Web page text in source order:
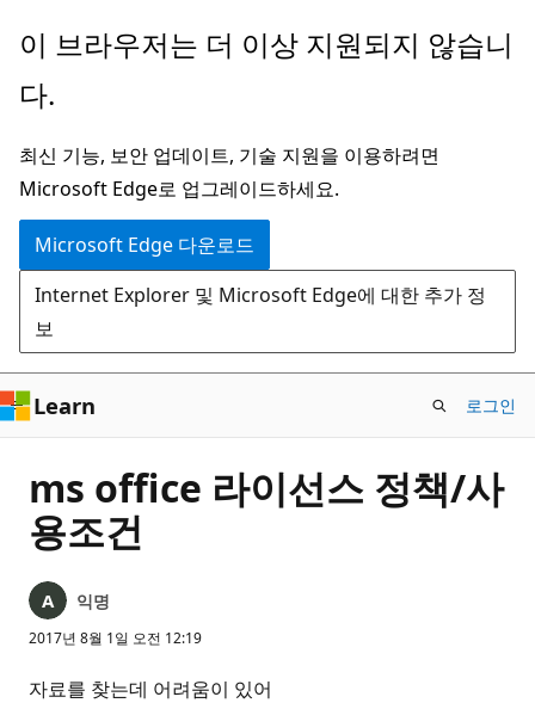
주
콘
츠
로
건
너
뛰
기
이 브라우저는 더 이상 지원되지 않습니
다.
최신 기능, 보안 업데이트, 기술 지원을 이용하려면
Microsoft Edge로 업그레이드하세요.
Microsoft Edge 다운로드
Internet Explorer 및 Microsoft Edge에 대한 추가 정
보
Learn 로그인
ms office 라이선스 정책/사
용조건
익명
2017년 8월 1일 오전 12:19
자료를 찾는데 어려움이 있어